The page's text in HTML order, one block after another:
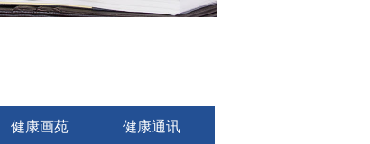
健康画苑 健康通讯